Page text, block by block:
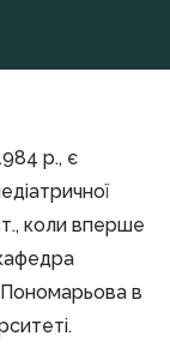
р., є
коли вперше
Пономарьова в